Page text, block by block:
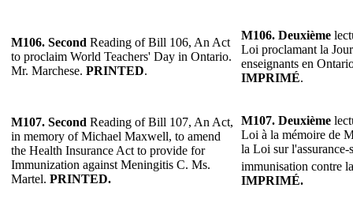
M106. Second Reading of Bill 106, An Act
to proclaim World Teachers' Day in Ontario.
Mr. Marchese. PRINTED.
M106. Deuxième
Loi proclamant la
enseignants en
IMPRIMÉ.
M107. Second Reading of Bill 107, An Act,
in memory of Michael Maxwell, to amend
the Health Insurance Act to provide for
Immunization against Meningitis C. Ms.
Martel. PRINTED.
M107. Deuxième
Loi à la mémoire de
la Loi sur
immunisation contre
IMPRIMÉ.